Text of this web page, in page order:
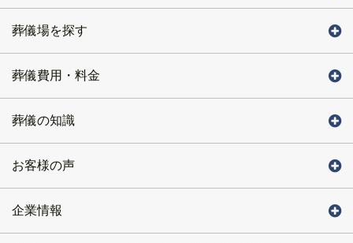
葬儀場を探す
葬儀費用・料金
葬儀の知識
お客様の声
企業情報